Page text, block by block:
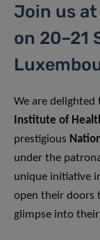
Join us
on 20–21
We are
Institute of
prestigious
under the
unique initiative
open their doors
glimpse into